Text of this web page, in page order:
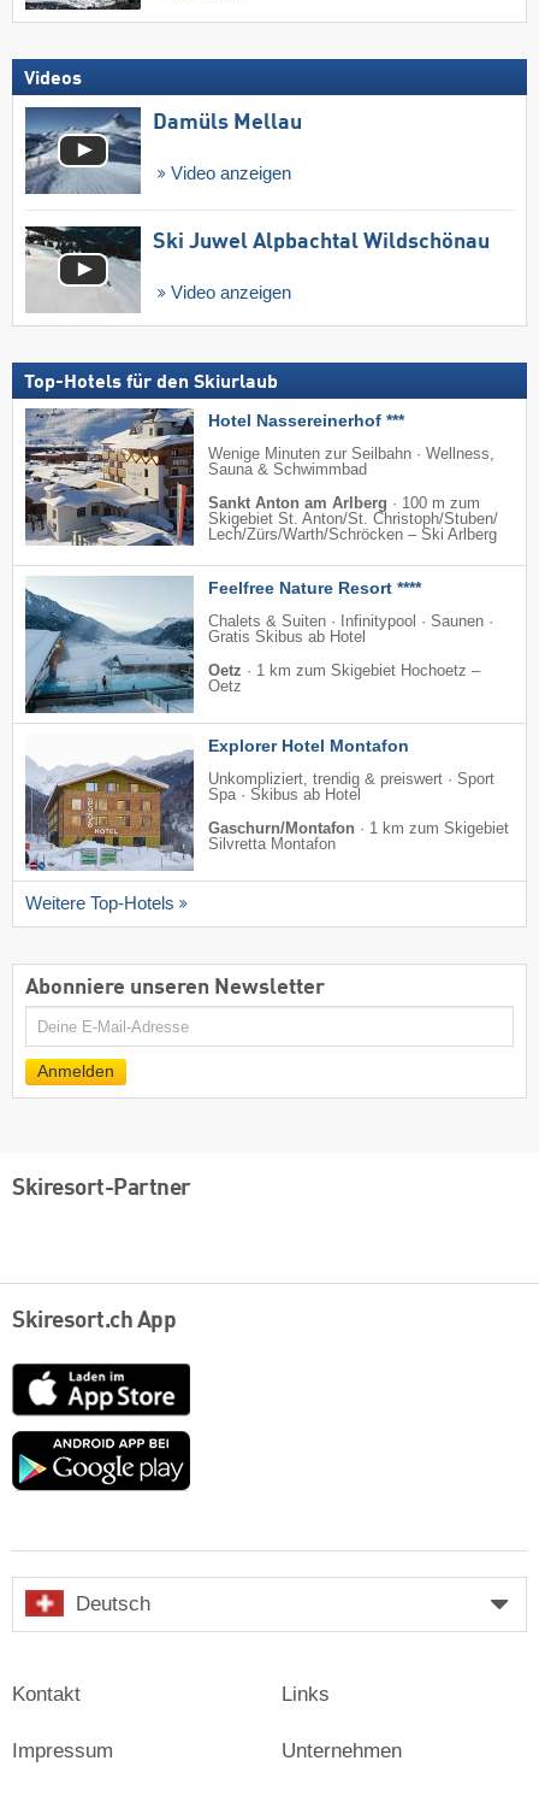
Videos
Damüls Mellau
Video anzeigen
Ski Juwel Alpbachtal Wildschönau
Video anzeigen
Top-Hotels für den Skiurlaub
Hotel Nassereinerhof ***
Wenige Minuten zur Seilbahn · Wellness,
Sauna & Schwimmbad
Sankt Anton am Arlberg · 100 m zum
Skigebiet St. Anton/​St. Christoph/​Stuben/​
Lech/​Zürs/​Warth/​Schröcken – Ski Arlberg
Feelfree Nature Resort ****
Chalets & Suiten · Infinitypool · Saunen ·
Gratis Skibus ab Hotel
Oetz · 1 km zum Skigebiet Hochoetz –
Oetz
Explorer Hotel Montafon
Unkompliziert, trendig & preiswert · Sport
Spa · Skibus ab Hotel
Gaschurn/Montafon · 1 km zum Skigebiet
Silvretta Montafon
Weitere Top-Hotels
Abonniere unseren Newsletter
E-
Mail
Anmelden
Skiresort-Partner
Skiresort.ch App
App
Store
Google
Deutsch
Kontakt
Impressum
Links
Unternehmen